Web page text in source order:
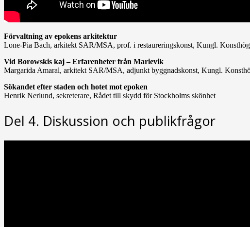
Förvaltning av epokens arkitektur
Lone-Pia Bach, arkitekt SAR/MSA, prof. i restaureringskonst, Kungl.
Vid Borowskis kaj – Erfarenheter från Marievik
Margarida Amaral, arkitekt SAR/MSA, adjunkt byggnadskonst, Kungl.
Sökandet efter staden och hotet mot epoken
Henrik Nerlund, sekreterare, Rådet till skydd för Stockholms skönhet
Del 4. Diskussion och publikfrågor